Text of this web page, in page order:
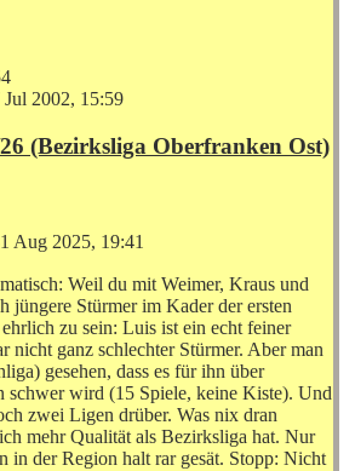
Jul 2002, 15:59
(Bezirksliga Oberfranken Ost)
Aug 2025, 19:41
Weil du mit Weimer, Kraus und
jüngere Stürmer im Kader der ersten
zu sein: Luis ist ein echt feiner
nicht ganz schlechter Stürmer. Aber man
gesehen, dass es für ihn über
schwer wird (15 Spiele, keine Kiste). Und
zwei Ligen drüber. Was nix dran
mehr Qualität als Bezirksliga hat. Nur
in der Region halt rar gesät. Stopp: Nicht